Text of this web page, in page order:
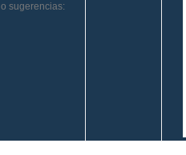
sugerencias: